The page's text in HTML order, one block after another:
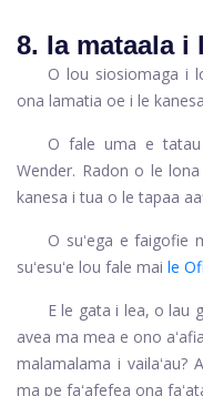
8. Ia mataala
O lou siosiomaga i
ona lamatia oe i le
O fale uma e
Wender. Radon o le
kanesa i tua o le tapaa
O suʻega e faigofie
suʻesuʻe lou fale mai le
E le gata i lea, o lau
avea ma mea e ono
malamalama i
ma pe faʻafefea ona